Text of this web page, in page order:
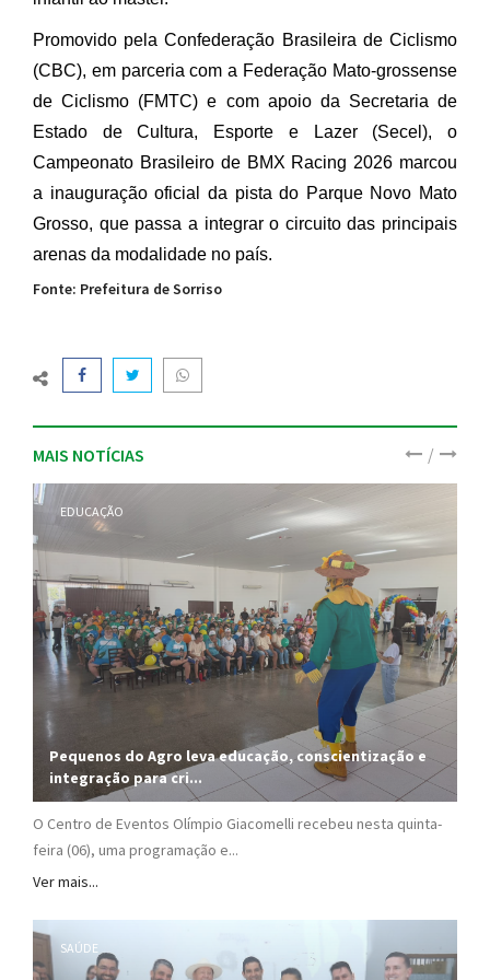
Promovido pela Confederação Brasileira de Ciclismo
(CBC), em parceria com a Federação Mato-grossense
de Ciclismo (FMTC) e com apoio da Secretaria de
Estado de Cultura, Esporte e Lazer (Secel), o
Campeonato Brasileiro de BMX Racing 2026 marcou
a inauguração oficial da pista do Parque Novo Mato
Grosso, que passa a integrar o circuito das principais
arenas da modalidade no país.
Fonte: Prefeitura de Sorriso
MAIS NOTÍCIAS /
EDUCAÇÃO
Pequenos do Agro leva educação, conscientização e
integração para cri...
O Centro de Eventos Olímpio Giacomelli recebeu nesta quinta-
feira (06), uma programação e...
Ver mais...
SAÚDE